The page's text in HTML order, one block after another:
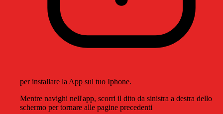
per installare la App sul tuo Iphone.
Mentre navighi nell'app, scorri il dito da sinistra a destra dello
schermo per tornare alle pagine precedenti